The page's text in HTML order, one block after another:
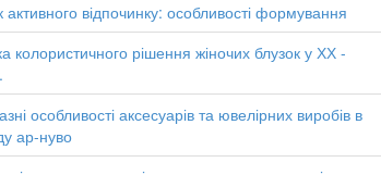
відпочинку: особливості формування
колористичного рішення жіночих блузок у ХХ -
особливості аксесуарів та ювелірних виробів в
ар-нуво